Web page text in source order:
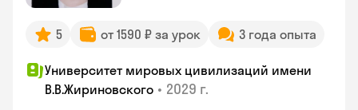
5 от 1590 ₽ за урок 3 года опыта
Университет мировых цивилизаций имени
В.В.Жириновского • 2029 г.